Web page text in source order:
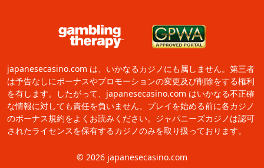
japanesecasino.com は、いかなるカジノにも属しません。第三者
は予告なしにボーナスやプロモーションの変更及び削除をする権利
を有します。したがって、japanesecasino.com はいかなる不正確
な情報に対しても責任を負いません。プレイを始める前に各カジノ
のボーナス規約をよくお読みください。ジャパニーズカジノは認可
されたライセンスを保有するカジノのみを取り扱っております。
© 2026 japanesecasino.com